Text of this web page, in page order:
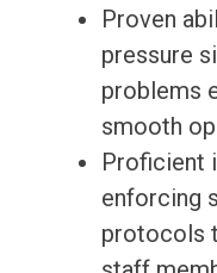
Proven
pressure
problems
smooth
Proficient
enforcing
protocols